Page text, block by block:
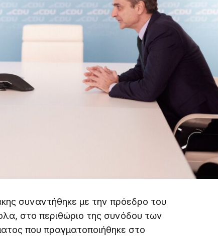
συναντήθηκε με την πρόεδρο του
στο περιθώριο της συνόδου των
που πραγματοποιήθηκε στο